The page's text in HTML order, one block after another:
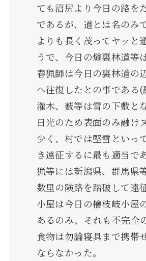
ても沼尻より今日の路を
であるが、道とは名のみ
よりも長く茂ってヤッと
うで、今日の燧裏林道等
春猟師は今日の裏林道の
へ往復したとの事である(
潅木、薮等は雪の下敷と
日光のため表面のみ融け
少く、村では堅雪といっ
き遠征するに最も適当で
猟等には新潟県、群馬県
数里の険路を踏破して遠
小屋は今日の檜枝岐小屋
あるのみ、それも不完全
食物は勿論寝具まで携帯
ならなかった。